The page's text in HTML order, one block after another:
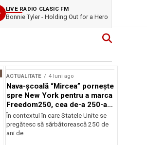
LIVE RADIO CLASIC FM
Bonnie Tyler - Holding Out for a Hero
ACTUALITATE 4 luni ago
Nava-școală “Mircea” pornește
spre New York pentru a marca
Freedom250, cea de-a 250-a
aniversare a Statelor Unite
În contextul în care Statele Unite se
pregătesc să sărbătorească 250 de
ani de...